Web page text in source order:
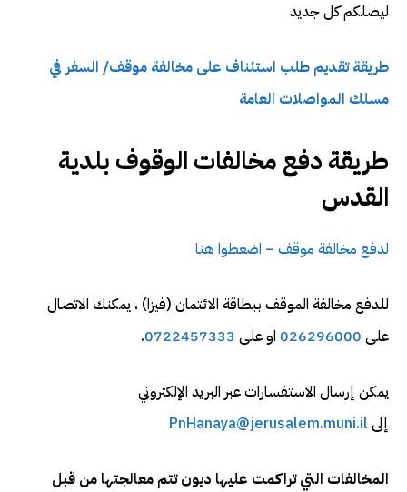
ليصلكم كل جديد
طريقة تقديم طلب استئناف على مخالفة موقف/ السفر في
مسلك المواصلات العامة
طريقة دفع مخالفات الوقوف بلدية
القدس
لدفع مخالفة موقف – اضغطوا هنا
للدفع مخالفة الموقف ببطاقة الائتمان (فيزا) ، يمكنك الاتصال
على 026296000 او على 0722457333
.
يمكن إرسال الاستفسارات عبر البريد الإلكتروني
إلى PnHanaya@jerusalem.muni.il
المخالفات التي تراكمت عليها ديون تتم معالجتها من قبل